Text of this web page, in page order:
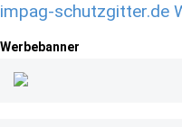
impag-schutzgitter.de
Werbebanner